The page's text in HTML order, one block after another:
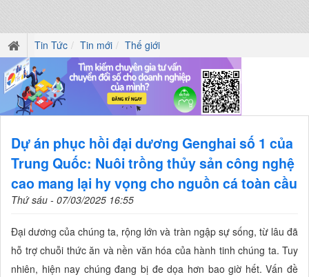
Tin Tức Tin mới Thế giới
Dự án phục hồi đại dương Genghai số 1 của
Trung Quốc: Nuôi trồng thủy sản công nghệ
cao mang lại hy vọng cho nguồn cá toàn cầu
Thứ sáu - 07/03/2025 16:55
Đại dương của chúng ta, rộng lớn và tràn ngập sự sống, từ lâu đã
hỗ trợ chuỗi thức ăn và nền văn hóa của hành tinh chúng ta. Tuy
nhiên, hiện nay chúng đang bị đe dọa hơn bao giờ hết. Vấn đề